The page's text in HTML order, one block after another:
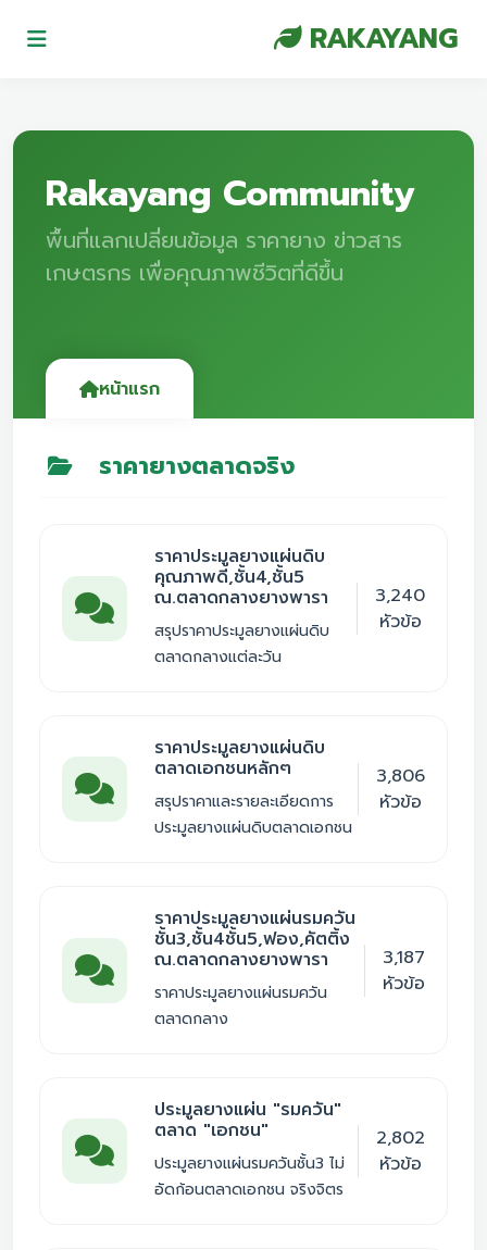
RAKAYANG
Rakayang Community
พื้นที่แลกเปลี่ยนข้อมูล ราคายาง ข่าวสาร
เกษตรกร เพื่อคุณภาพชีวิตที่ดีขึ้น
หน้าแรก
ราคายางตลาดจริง
ราคาประมูลยางแผ่นดิบ
คุณภาพดี,ชั้น4,ชั้น5
ณ.ตลาดกลางยางพารา
สรุปราคาประมูลยางแผ่นดิบ
ตลาดกลางแต่ละวัน
3,240
หัวข้อ
ราคาประมูลยางแผ่นดิบ
ตลาดเอกชนหลักๆ
สรุปราคาและรายละเอียดการ
ประมูลยางแผ่นดิบตลาดเอกชน
3,806
หัวข้อ
ราคาประมูลยางแผ่นรมควัน
ชั้น3,ชั้น4ชั้น5,ฟอง,คัตติ้ง
ณ.ตลาดกลางยางพารา
ราคาประมูลยางแผ่นรมควัน
ตลาดกลาง
3,187
หัวข้อ
ประมูลยางแผ่น "รมควัน"
ตลาด "เอกชน"
ประมูลยางแผ่นรมควันชั้น3 ไม่
อัดก้อนตลาดเอกชน จริงจิตร
2,802
หัวข้อ